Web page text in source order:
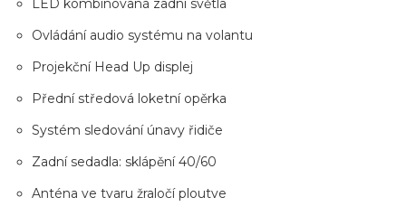
LED kombinovaná zadní světla
Ovládání audio systému na volantu
Projekční Head Up displej
Přední středová loketní opěrka
Systém sledování únavy řidiče
Zadní sedadla: sklápění 40/60
Anténa ve tvaru žraločí ploutve